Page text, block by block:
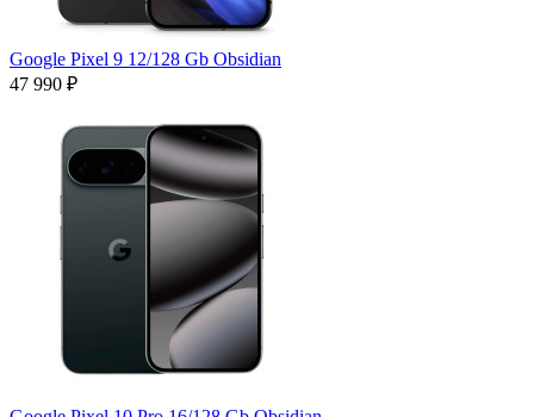
Google Pixel 9 12/128 Gb Obsidian
47 990 ₽